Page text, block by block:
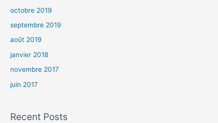
octobre 2019
septembre 2019
août 2019
janvier 2018
novembre 2017
juin 2017
Recent Posts